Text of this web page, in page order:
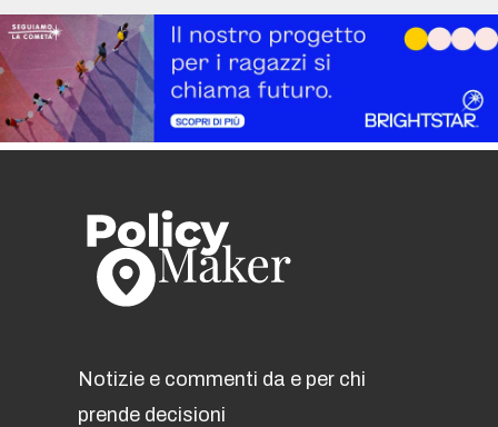
Notizie e commenti da e per chi
prende decisioni